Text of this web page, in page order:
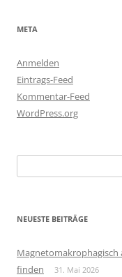
META
Anmelden
Eintrags-Feed
Kommentar-Feed
WordPress.org
nach:
NEUESTE BEITRÄGE
Magnetomakrophagisch
finden
31. Mai 2026